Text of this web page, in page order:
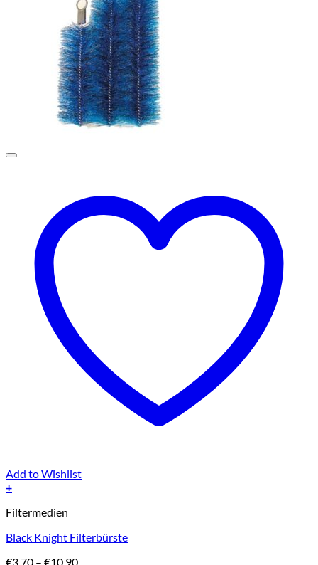
Add to Wishlist
+
Produkt
mehrere
Filtermedien
Black Knight Filterbürste
€3,70 – €10,90Preisspanne: